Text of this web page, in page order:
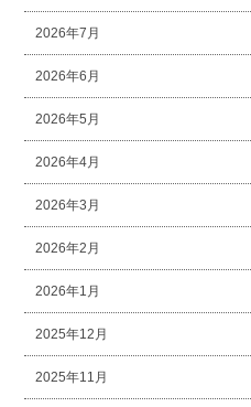
2026年7月
2026年6月
2026年5月
2026年4月
2026年3月
2026年2月
2026年1月
2025年12月
2025年11月